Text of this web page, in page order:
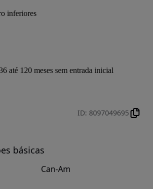
inferiores
até 120 meses sem entrada inicial
ID: 8097049695
básicas
Can-Am